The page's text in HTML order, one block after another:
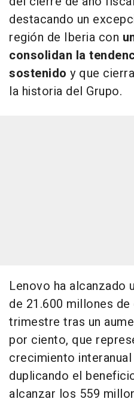
destacando un
región de Iberia con
consolidan la
sostenido y que
la historia del Grupo.
Lenovo ha alcanzado
de 21.600 millones
trimestre tras un
por ciento, que
crecimiento
duplicando el
alcanzar los 559